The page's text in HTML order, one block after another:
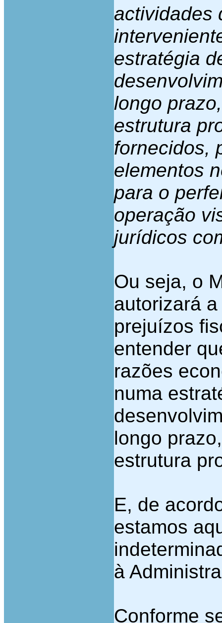
actividades
estratégia
longo
estrutura
fornecidos,
elementos
para o
operação
jurídicos
Ou seja, o
autorizará
prejuízos
entender
razões
numa
longo
estrutura
E, de
estamos
à
Conforme